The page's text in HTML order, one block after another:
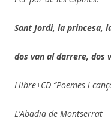
Sant Jordi, la princesa,
dos van al darrere, dos
Llibre+CD “Poemes i
L’Abadia de Montserrat